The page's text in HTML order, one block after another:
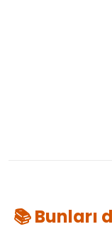
📚 Bunları